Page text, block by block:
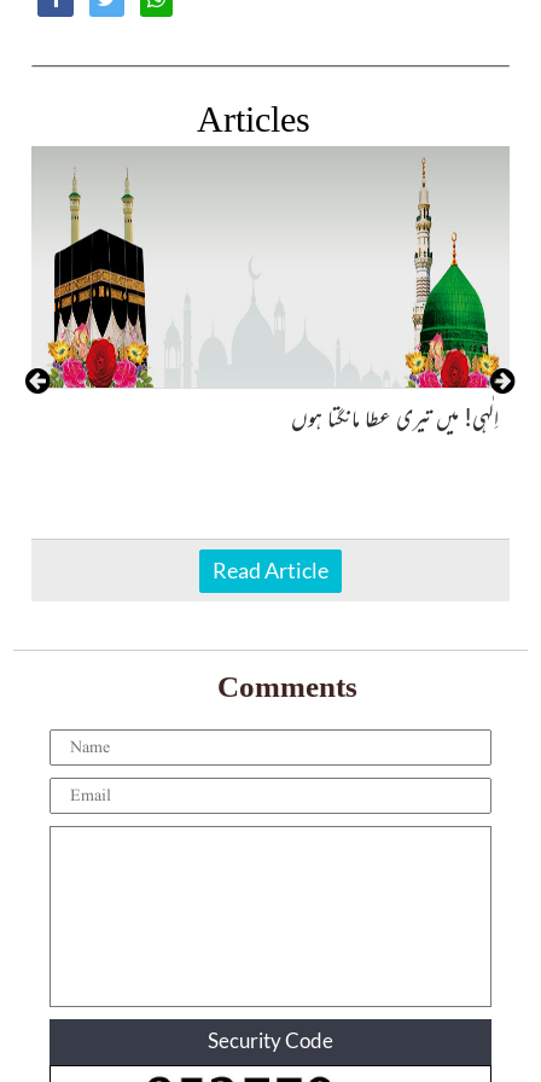
Articles
اِلٰہی! میں تیری عطا مانگتا ہوں
Read Article
Comments
Security Code